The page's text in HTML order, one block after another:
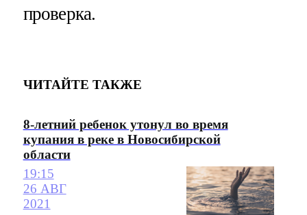
проверка.
ЧИТАЙТЕ ТАКЖЕ
8-летний ребенок утонул во время
купания в реке в Новосибирской
области
19:15
26 АВГ
2021